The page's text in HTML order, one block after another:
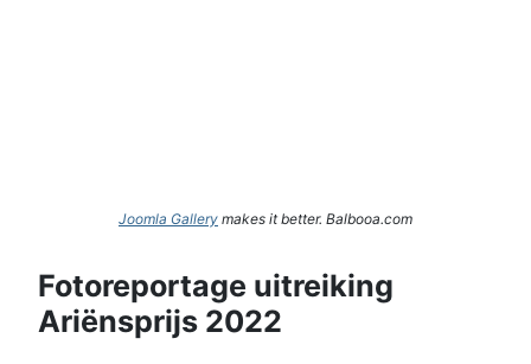
Joomla Gallery makes it better. Balbooa.com
Fotoreportage uitreiking
Ariënsprijs 2022